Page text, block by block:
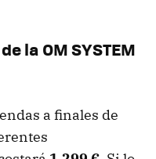
la OM SYSTEM
a finales de